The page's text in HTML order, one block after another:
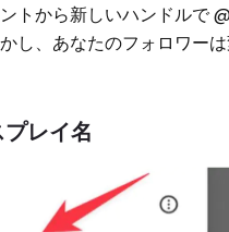
トから新しいハンドルで
し、あなたのフォロワー
レイ名